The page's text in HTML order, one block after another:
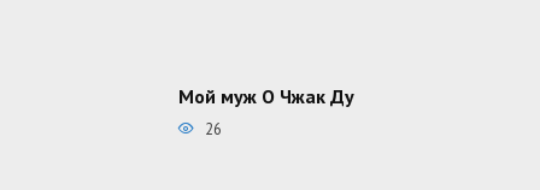
Мой муж О Чжак Ду
26